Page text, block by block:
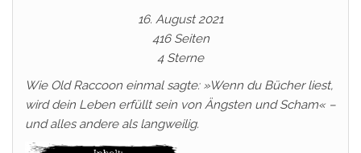
16. August 2021
416 Seiten
4 Sterne
Wie Old Raccoon einmal sagte: »Wenn du Bücher liest,
wird dein Leben erfüllt sein von Ängsten und Scham« –
und alles andere als langweilig.